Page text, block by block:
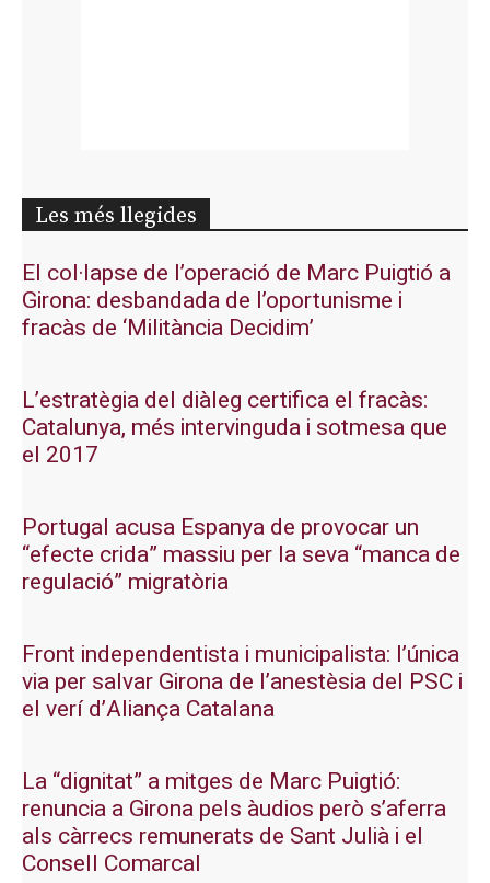
Les més llegides
El col·lapse de l’operació de Marc Puigtió a
Girona: desbandada de l’oportunisme i
fracàs de ‘Militància Decidim’
L’estratègia del diàleg certifica el fracàs:
Catalunya, més intervinguda i sotmesa que
el 2017
Portugal acusa Espanya de provocar un
“efecte crida” massiu per la seva “manca de
regulació” migratòria
Front independentista i municipalista: l’única
via per salvar Girona de l’anestèsia del PSC i
el verí d’Aliança Catalana
La “dignitat” a mitges de Marc Puigtió:
renuncia a Girona pels àudios però s’aferra
als càrrecs remunerats de Sant Julià i el
Consell Comarcal